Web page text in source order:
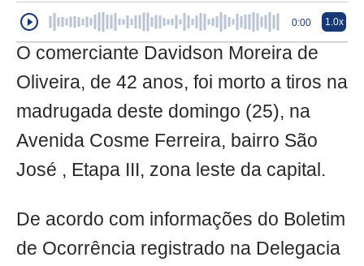
0:00 1.0x
O comerciante Davidson Moreira de
Oliveira, de 42 anos, foi morto a tiros na
madrugada deste domingo (25), na
Avenida Cosme Ferreira, bairro São
José , Etapa III, zona leste da capital.
De acordo com informações do Boletim
de Ocorrência registrado na Delegacia